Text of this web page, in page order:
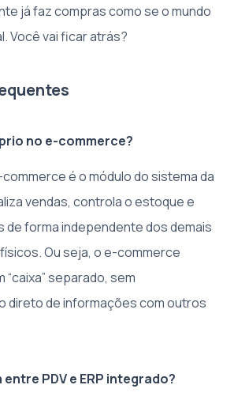
já faz compras como se o mundo
Você vai ficar atrás?
no e-commerce?
é o módulo do sistema da
vendas, controla o estoque e
de forma independente dos demais
Ou seja, o e-commerce
“caixa” separado, sem
direto de informações com outros
PDV e ERP integrado?